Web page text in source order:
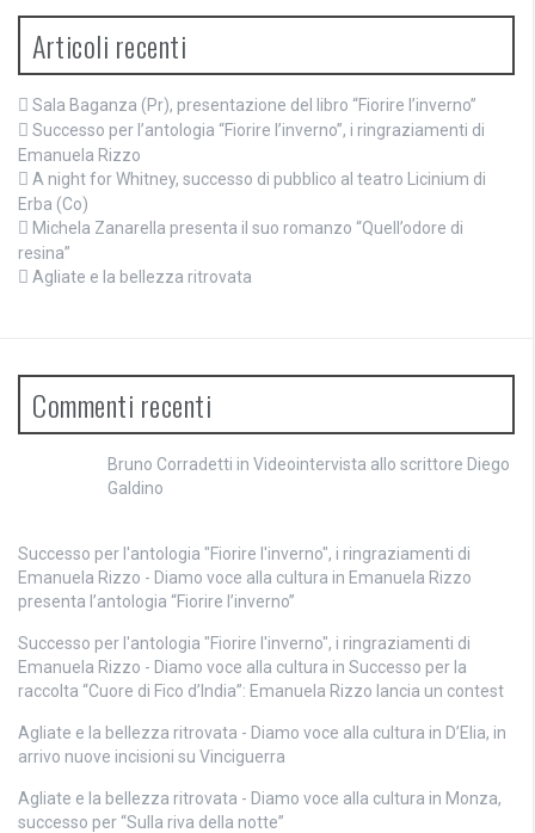
Articoli recenti
Sala Baganza (Pr), presentazione del libro “Fiorire l’inverno”
Successo per l’antologia “Fiorire l’inverno”, i ringraziamenti di
Emanuela Rizzo
A night for Whitney, successo di pubblico al teatro Licinium di
Erba (Co)
Michela Zanarella presenta il suo romanzo “Quell’odore di
resina”
Agliate e la bellezza ritrovata
Commenti recenti
Bruno Corradetti in Videointervista allo scrittore Diego
Galdino
Successo per l'antologia "Fiorire l'inverno", i ringraziamenti di
Emanuela Rizzo - Diamo voce alla cultura in Emanuela Rizzo
presenta l’antologia “Fiorire l’inverno”
Successo per l'antologia "Fiorire l'inverno", i ringraziamenti di
Emanuela Rizzo - Diamo voce alla cultura in Successo per la
raccolta “Cuore di Fico d’India”: Emanuela Rizzo lancia un contest
Agliate e la bellezza ritrovata - Diamo voce alla cultura in D’Elia, in
arrivo nuove incisioni su Vinciguerra
Agliate e la bellezza ritrovata - Diamo voce alla cultura in Monza,
successo per “Sulla riva della notte”